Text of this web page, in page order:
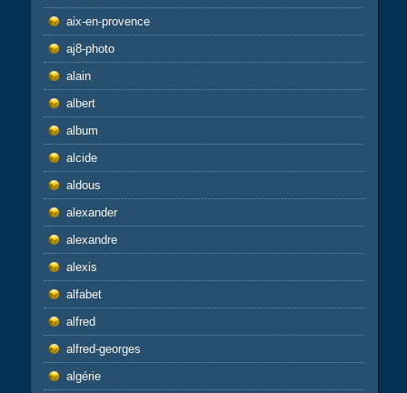
aix-en-provence
aj8-photo
alain
albert
album
alcide
aldous
alexander
alexandre
alexis
alfabet
alfred
alfred-georges
algérie